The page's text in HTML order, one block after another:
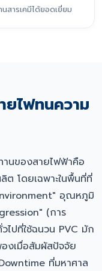
ารเคมีได้ยอดเยี่ยม
ยไฟทนความ
านของสายไฟฟ้าคือ
ต โดยเฉพาะในพื้นที่ที่
อุณหภูมิ
(การ
ไปที่ใช้ฉนวน PVC มัก
งเมื่อสัมผัสปัจจัย
ที่มหาศาล